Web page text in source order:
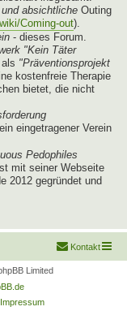
absichtliche Outing
Coming-out).
- dieses Forum.
"Kein Täter
"Präventionsprojekt
kostenfreie Therapie
bietet, die nicht
eingetragener Verein
Pedophiles
mit seiner Webseite
2012 gegründet und
Kontakt
Limited
Impressum